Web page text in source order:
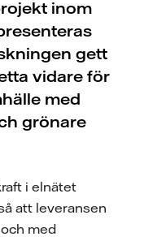
inom
gett
vidare för
med
grönare
i elnätet
att leveransen
med